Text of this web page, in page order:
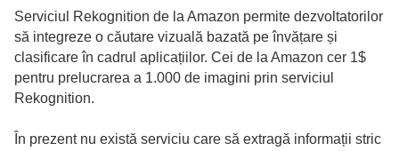
Serviciul Rekognition de la Amazon permite dezvoltatorilor
să integreze o căutare vizuală bazată pe învățare și
clasificare în cadrul aplicațiilor. Cei de la Amazon cer 1$
pentru prelucrarea a 1.000 de imagini prin serviciul
Rekognition.
În prezent nu există serviciu care să extragă informații stric